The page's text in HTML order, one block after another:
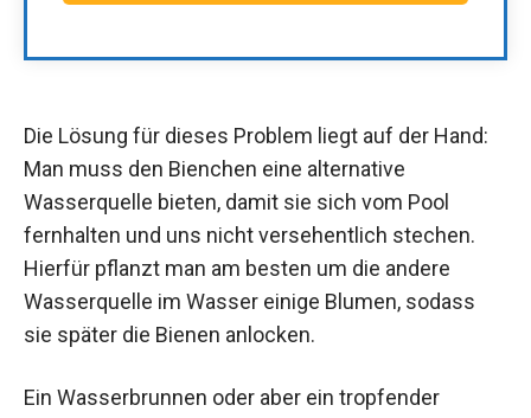
Die Lösung für dieses Problem liegt auf der Hand:
Man muss den Bienchen eine alternative
Wasserquelle bieten, damit sie sich vom Pool
fernhalten und uns nicht versehentlich stechen.
Hierfür pflanzt man am besten um die andere
Wasserquelle im Wasser einige Blumen, sodass
sie später die Bienen anlocken.
Ein Wasserbrunnen oder aber ein tropfender